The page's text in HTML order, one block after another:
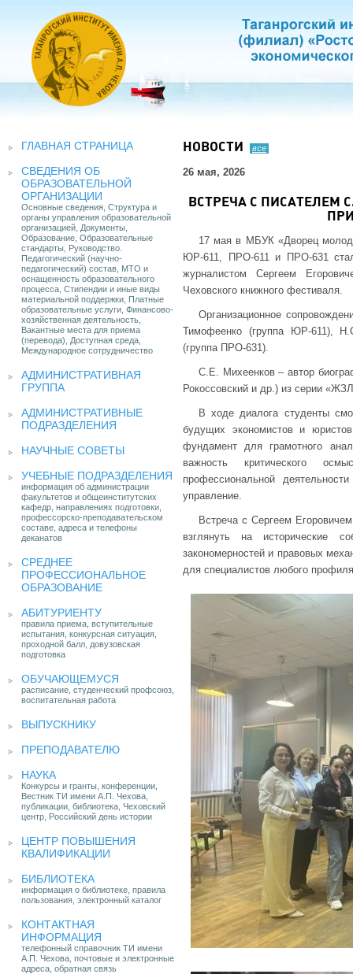
ГЛАВНАЯ СТРАНИЦА
СВЕДЕНИЯ ОБ
ОБРАЗОВАТЕЛЬНОЙ
ОРГАНИЗАЦИИ
Основные сведения, Структура и
органы управления образовательной
организацией, Документы,
Образование, Образовательные
стандарты, Руководство.
Педагогический (научно-
педагогический) состав, МТО и
оснащенность образовательного
процесса, Стипендии и иные виды
материальной поддержки, Платные
образовательные услуги, Финансово-
хозяйственная деятельность,
Вакантные места для приема
(перевода), Доступная среда,
Международное сотрудничество
АДМИНИСТРАТИВНАЯ
ГРУППА
АДМИНИСТРАТИВНЫЕ
ПОДРАЗДЕЛЕНИЯ
НАУЧНЫЕ СОВЕТЫ
УЧЕБНЫЕ ПОДРАЗДЕЛЕНИЯ
информация об администрации
факультетов и общеинститутских
кафедр, направлениях подготовки,
профессорско-преподавательском
составе, адреса и телефоны
деканатов
СРЕДНЕЕ
ПРОФЕССИОНАЛЬНОЕ
ОБРАЗОВАНИЕ
АБИТУРИЕНТУ
правила приема, вступительные
испытания, конкурсная ситуация,
проходной балл, довузовская
подготовка
ОБУЧАЮЩЕМУСЯ
расписание, студенческий профсоюз,
воспитательная работа
ВЫПУСКНИКУ
ПРЕПОДАВАТЕЛЮ
НАУКА
Конкурсы и гранты, конференции,
Вестник ТИ имени А.П. Чехова,
публикации, библиотека, Чеховский
центр, Российский день истории
ЦЕНТР ПОВЫШЕНИЯ
КВАЛИФИКАЦИИ
БИБЛИОТЕКА
информация о библиотеке, правила
пользования, электронный каталог
КОНТАКТНАЯ
ИНФОРМАЦИЯ
телефонный справочник ТИ имени
А.П. Чехова, почтовые и электронные
адреса, обратная связь
НОВОСТИ все
26 мая, 2026
ВСТРЕЧА С ПИСАТЕЛЕМ
17 мая в МБУК «Дворец
ЮР-611, ПРО-611 и ПРО-631
журналистом Сергеем
Чеховского книжного фестиваля.
Организационное
Тимофеенко (группа ЮР-611),
(группа ПРО-631).
С.Е. Михеенков – автор
Рокоссовский и др.) из серии
В ходе диалога студенты
будущих экономистов и
фундамент для грамотного
важность критического
профессиональной
управление.
Встреча с Сергеем
взглянуть на исторические
закономерностей и правовых
для специалистов любого